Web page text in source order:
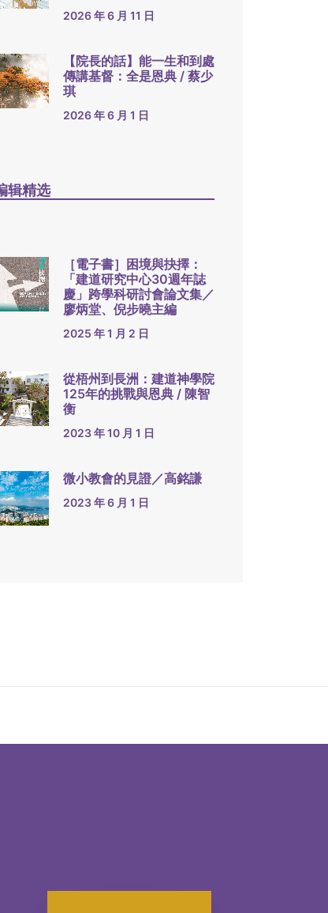
2026 年 6 月 11 日
【院長的話】能一生和到處
傳講基督：全是恩典 / 蔡少
琪
2026 年 6 月 1 日
辑精选
［電子書］困境與抉擇：
「建道研究中心30週年誌
慶」跨學科研討會論文集／
廖炳堂、倪步曉主編
2025 年 1 月 2 日
從梧州到長洲：建道神學院
125年的挑戰與恩典 / 陳智
衡
2023 年 10 月 1 日
微小教會的見證／高銘謙
2023 年 6 月 1 日